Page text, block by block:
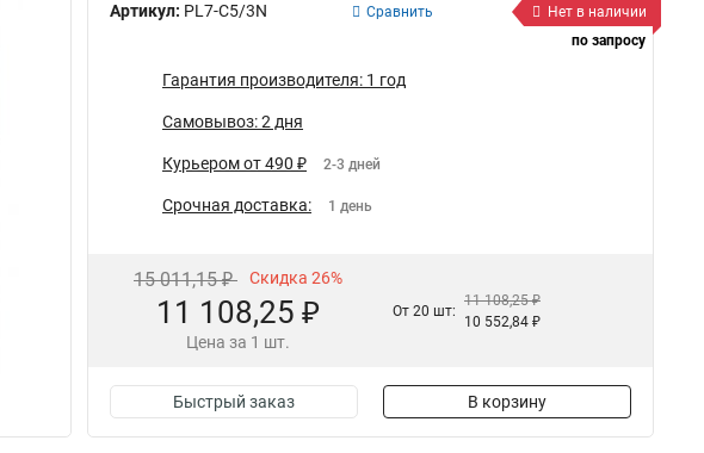
Артикул: PL7-C5/3N Сравнить
Нет в наличии
по запросу
Гарантия производителя: 1 год
Самовывоз: 2 дня
Курьером от 490 ₽ 2-3 дней
Срочная доставка: 1 день
15 011,15 ₽ Скидка 26%
11 108,25 ₽
Цена за 1 шт.
От 20 шт:
11 108,25 ₽
10 552,84 ₽
Быстрый заказ В корзину